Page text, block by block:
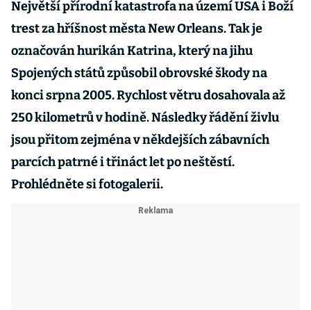
Největší přírodní katastrofa na území USA i Boží
trest za hříšnost města New Orleans. Tak je
označován hurikán Katrina, který na jihu
Spojených států způsobil obrovské škody na
konci srpna 2005. Rychlost větru dosahovala až
250 kilometrů v hodině. Následky řádění živlu
jsou přitom zejména v někdejších zábavních
parcích patrné i třináct let po neštěstí.
Prohlédněte si fotogalerii.